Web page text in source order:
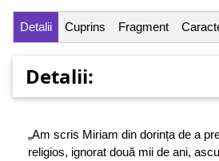
Detalii Cuprins Fragment
Detalii:
„Am scris Miriam din dorința de a
religios, ignorat două mii de ani,